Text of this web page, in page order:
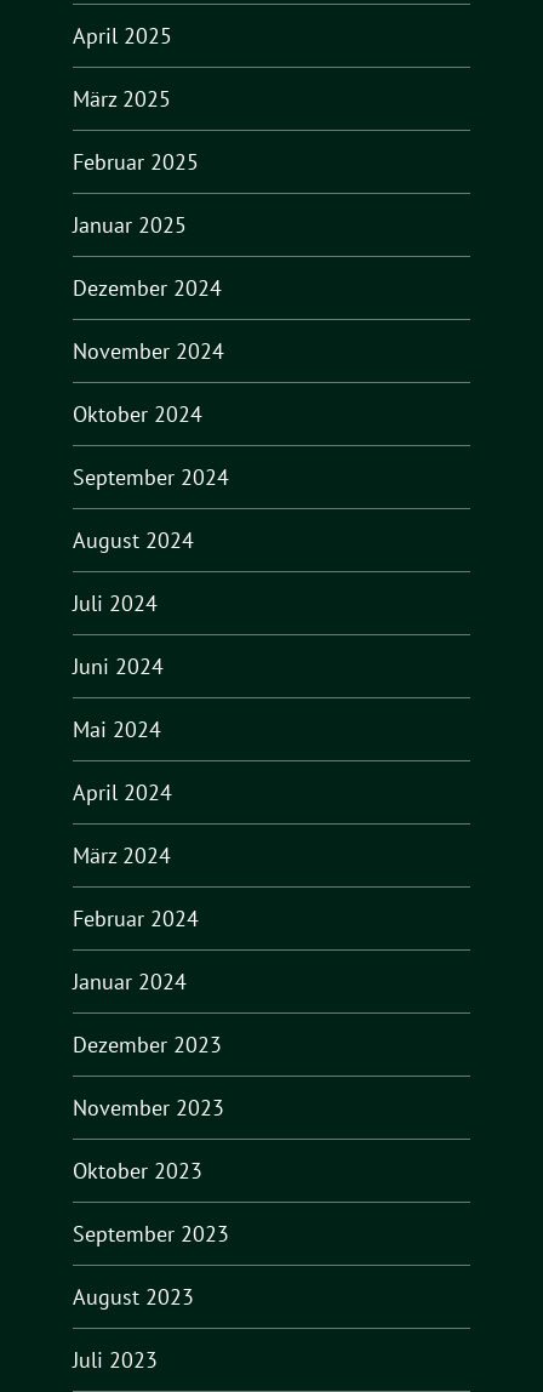
April 2025
März 2025
Februar 2025
Januar 2025
Dezember 2024
November 2024
Oktober 2024
September 2024
August 2024
Juli 2024
Juni 2024
Mai 2024
April 2024
März 2024
Februar 2024
Januar 2024
Dezember 2023
November 2023
Oktober 2023
September 2023
August 2023
Juli 2023